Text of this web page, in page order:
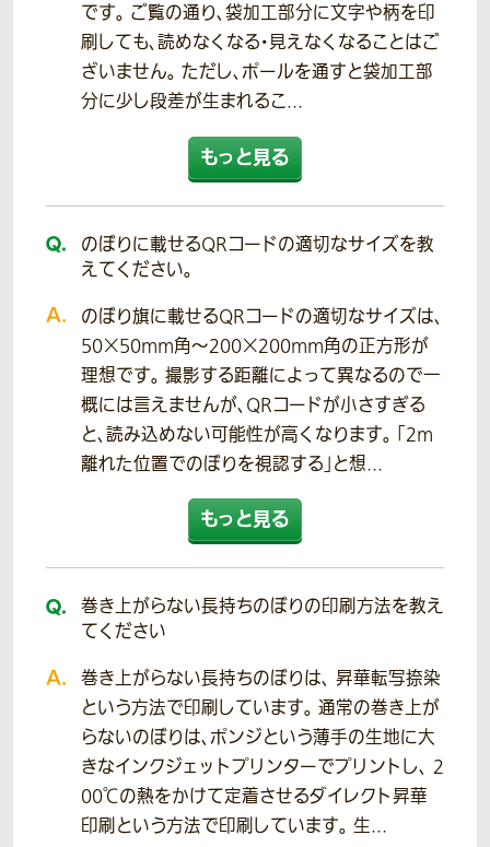
です。 ご覧の通り、袋加工部分に文字や柄を印
刷しても、読めなくなる・見えなくなることはご
ざいません。 ただし、ポールを通すと袋加工部
分に少し段差が生まれるこ...
もっと見る
のぼりに載せるQRコードの適切なサイズを教
えてください。
のぼり旗に載せるQRコードの適切なサイズは、
50×50mm角～200×200mm角の正方形が
理想です。 撮影する距離によって異なるので一
概には言えませんが、QRコードが小さすぎる
と、読み込めない可能性が高くなります。 「2m
離れた位置でのぼりを視認する」と想...
もっと見る
巻き上がらない長持ちのぼりの印刷方法を教え
てください
巻き上がらない長持ちのぼりは、 昇華転写捺染
という方法で印刷しています。 通常の巻き上が
らないのぼりは、ポンジという薄手の生地に大
きなインクジェットプリンターでプリントし、 2
00℃の熱をかけて定着させるダイレクト昇華
印刷という方法で印刷しています。 生...